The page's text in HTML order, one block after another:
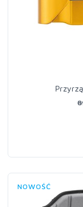
NOWOŚĆ